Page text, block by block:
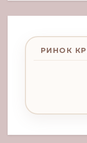
РИНОК